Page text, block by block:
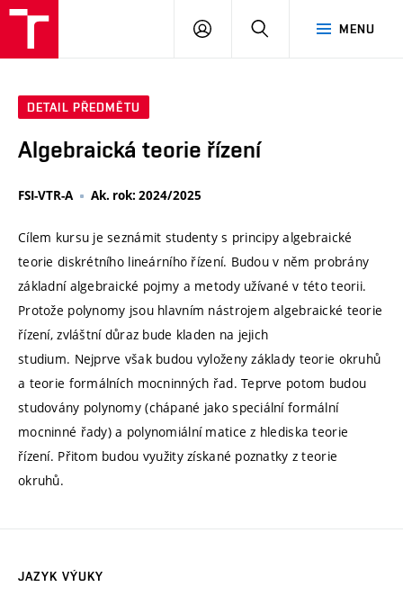
MENU
PŘIHLÁSIT
DETAIL PŘEDMĚTU
Algebraická teorie řízení
FSI-VTR-A Ak. rok: 2024/2025
Cílem kursu je seznámit studenty s principy algebraické
teorie diskrétního lineárního řízení. Budou v něm probrány
základní algebraické pojmy a metody užívané v této teorii.
Protože polynomy jsou hlavním nástrojem algebraické teorie
řízení, zvláštní důraz bude kladen na jejich
studium. Nejprve však budou vyloženy základy teorie okruhů
a teorie formálních mocninných řad. Teprve potom budou
studovány polynomy (chápané jako speciální formální
mocninné řady) a polynomiální matice z hlediska teorie
řízení. Přitom budou využity získané poznatky z teorie
okruhů.
JAZYK VÝUKY